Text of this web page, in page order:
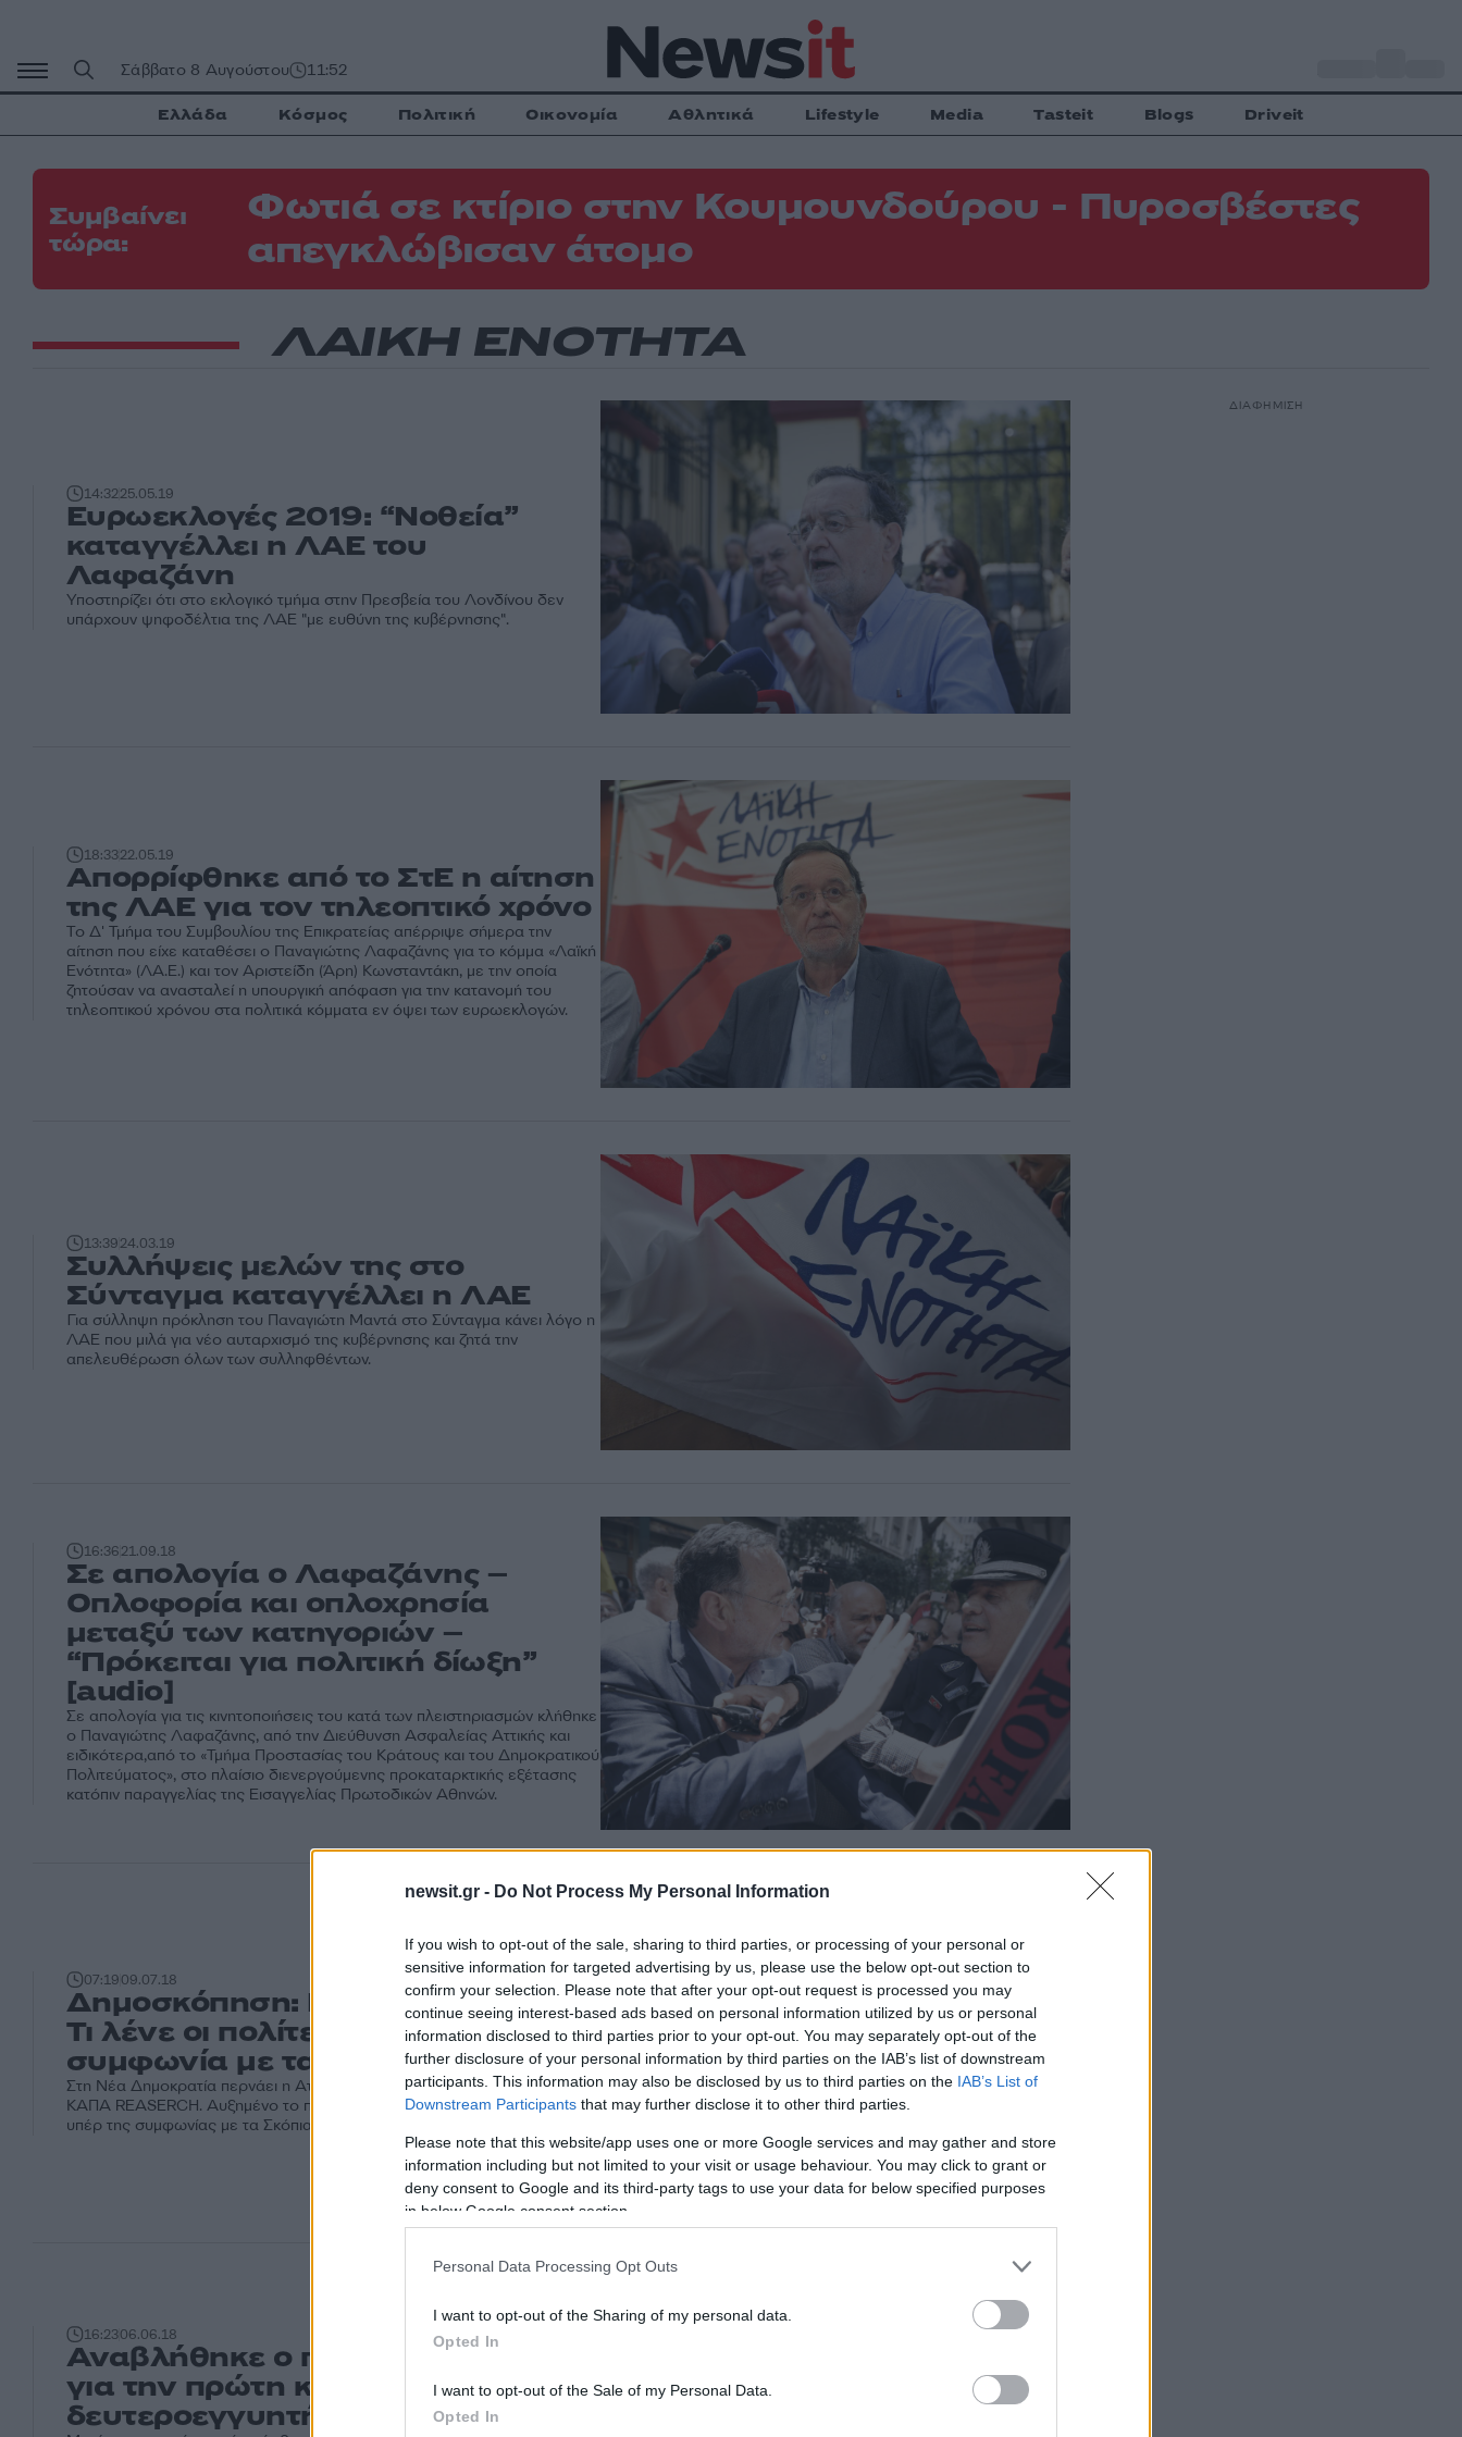
newsit.gr - Do Not Process My Personal Information
If you wish to opt-out of the sale, sharing to third parties, or processing of your personal or
sensitive information for targeted advertising by us, please use the below opt-out section to
confirm your selection. Please note that after your opt-out request is processed you may
continue seeing interest-based ads based on personal information utilized by us or personal
information disclosed to third parties prior to your opt-out. You may separately opt-out of the
further disclosure of your personal information by third parties on the IAB’s list of downstream
participants. This information may also be disclosed by us to third parties on the IAB’s List of
Downstream Participants that may further disclose it to other third parties.
Please note that this website/app uses one or more Google services and may gather and store
information including but not limited to your visit or usage behaviour. You may click to grant or
deny consent to Google and its third-party tags to use your data for below specified purposes
in below Google consent section.
Personal Data Processing Opt Outs
I want to opt-out of the Sharing of my personal data.
Opted In
I want to opt-out of the Sale of my Personal Data.
Opted In
περιεχόμενο
Σάββατο 8 Αυγούστου 11:52
Ελλάδα Κόσμος Πολιτική Οικονομία Αθλητικά Lifestyle Media Tasteit Blogs Driveit
Συμβαίνει
τώρα:
Φωτιά σε κτίριο στην Κουμουνδούρου - Πυροσβέστες
απεγκλώβισαν άτομο
ΛΑΙΚΗ ΕΝΟΤΗΤΑ
14:3225.05.19
Ευρωεκλογές 2019: “Νοθεία”
καταγγέλλει η ΛΑΕ του
Λαφαζάνη
Υποστηρίζει ότι στο εκλογικό τμήμα στην Πρεσβεία του Λονδίνου δεν
υπάρχουν ψηφοδέλτια της ΛΑΕ "με ευθύνη της κυβέρνησης".
18:3322.05.19
Απορρίφθηκε από το ΣτΕ η αίτηση
της ΛΑΕ για τον τηλεοπτικό χρόνο
Το Δ' Τμήμα του Συμβουλίου της Επικρατείας απέρριψε σήμερα την
αίτηση που είχε καταθέσει ο Παναγιώτης Λαφαζάνης για το κόμμα «Λαϊκή
Ενότητα» (ΛΑ.Ε.) και τον Αριστείδη (Άρη) Κωνσταντάκη, με την οποία
ζητούσαν να ανασταλεί η υπουργική απόφαση για την κατανομή του
τηλεοπτικού χρόνου στα πολιτικά κόμματα εν όψει των ευρωεκλογών.
13:3924.03.19
Συλλήψεις μελών της στο
Σύνταγμα καταγγέλλει η ΛΑΕ
Για σύλληψη πρόκληση του Παναγιώτη Μαντά στο Σύνταγμα κάνει λόγο η
ΛΑΕ που μιλά για νέο αυταρχισμό της κυβέρνησης και ζητά την
απελευθέρωση όλων των συλληφθέντων.
16:3621.09.18
Σε απολογία ο Λαφαζάνης –
Οπλοφορία και οπλοχρησία
μεταξύ των κατηγοριών –
“Πρόκειται για πολιτική δίωξη”
[audio]
Σε απολογία για τις κινητοποιήσεις του κατά των πλειστηριασμών κλήθηκε
ο Παναγιώτης Λαφαζάνης, από την Διεύθυνση Ασφαλείας Αττικής και
ειδικότερα,από το «Τμήμα Προστασίας του Κράτους και του Δημοκρατικού
Πολιτεύματος», στο πλαίσιο διενεργούμενης προκαταρκτικής εξέτασης
κατόπιν παραγγελίας της Εισαγγελίας Πρωτοδικών Αθηνών.
07:1909.07.18
Δημοσκόπηση: Γαλάζια η Αττική –
Τι λένε οι πολίτες για τη
συμφωνία με τα Σκόπια
Στη Νέα Δημοκρατία περνάει η Αττική με βάση τη δημοσκόπηση της
ΚΑΠΑ REASERCH. Αυξημένο το ποσοστό των πολιτών που τάσσονται
υπέρ της συμφωνίας με τα Σκόπια.
16:2306.06.18
Αναβλήθηκε ο πλειστηριασμός
για την πρώτη κατοικία τυφλού
δευτεροεγγυητή
ΔΙΑΦΗΜΙΣΗ